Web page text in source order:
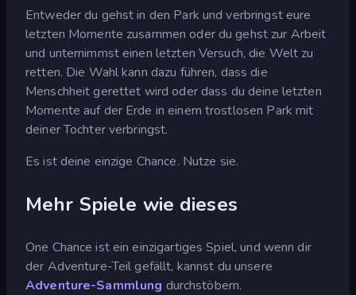
Entweder du gehst in den Park und verbringst eure
letzten Momente zusammen oder du gehst zur Arbeit
und unternimmst einen letzten Versuch, die Welt zu
retten. Die Wahl kann dazu führen, dass die
Menschheit gerettet wird oder dass du deine letzten
Momente auf der Erde in einem trostlosen Park mit
deiner Tochter verbringst.
Es ist deine einzige Chance. Nutze sie.
Mehr Spiele wie dieses
One Chance ist ein einzigartiges Spiel, und wenn dir
der Adventure-Teil gefällt, kannst du unsere
Adventure-Sammlung durchstöbern.